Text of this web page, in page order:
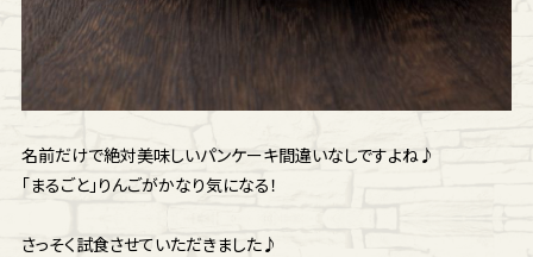
名前だけで絶対美味しいパンケーキ間違いなしですよね♪
「まるごと」りんごがかなり気になる！
さっそく試食させていただきました♪